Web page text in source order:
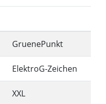
GruenePunkt
ElektroG-Zeichen
XXL